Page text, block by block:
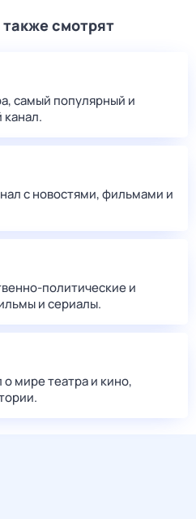
смотрят
самый популярный и
с новостями, фильмами и
политические и
и сериалы.
мире театра и кино,